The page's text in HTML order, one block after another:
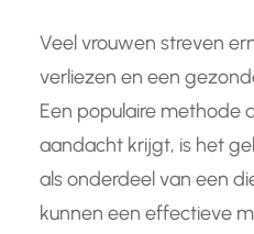
Veel vrouwen streven
verliezen en een
Een populaire methode
aandacht krijgt, is het
als onderdeel van een
kunnen een effectieve